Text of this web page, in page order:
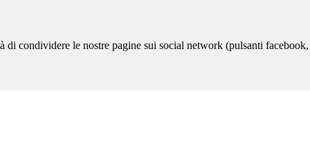
condividere le nostre pagine sui social network (pulsanti